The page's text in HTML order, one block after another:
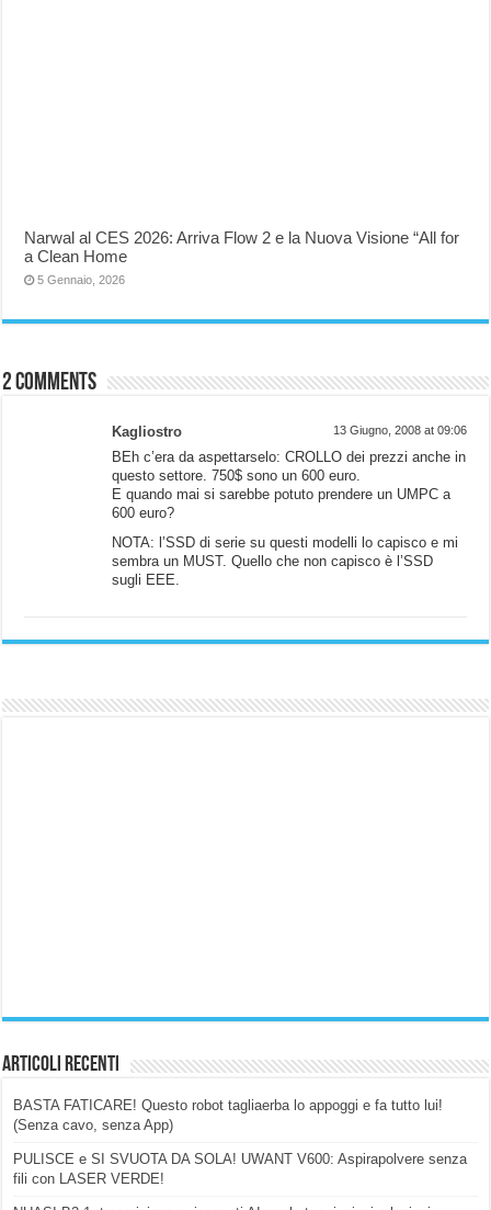
Narwal al CES 2026: Arriva Flow 2 e la Nuova Visione “All for
a Clean Home
5 Gennaio, 2026
2 comments
Kagliostro 13 Giugno, 2008 at 09:06
BEh c’era da aspettarselo: CROLLO dei prezzi anche in
questo settore. 750$ sono un 600 euro.
E quando mai si sarebbe potuto prendere un UMPC a
600 euro?
NOTA: l’SSD di serie su questi modelli lo capisco e mi
sembra un MUST. Quello che non capisco è l’SSD
sugli EEE.
Articoli Recenti
BASTA FATICARE! Questo robot tagliaerba lo appoggi e fa tutto lui!
(Senza cavo, senza App)
PULISCE e SI SVUOTA DA SOLA! UWANT V600: Aspirapolvere senza
fili con LASER VERDE!